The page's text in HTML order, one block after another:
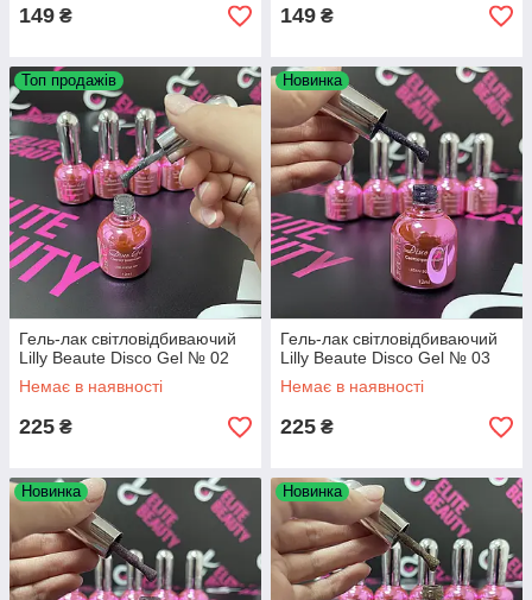
149 ₴ 149 ₴
Топ продажів
Гель-лак світловідбиваючий
Lilly Beaute Disco Gel № 02
Немає в наявності
225 ₴
Новинка
Гель-лак світловідбиваючий
Lilly Beaute Disco Gel № 03
Немає в наявності
225 ₴
Новинка Новинка